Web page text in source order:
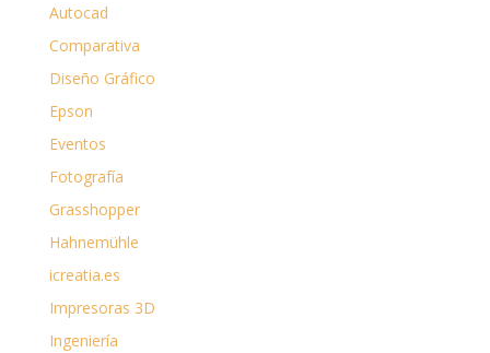
Autocad
Comparativa
Diseño Gráfico
Epson
Eventos
Fotografía
Grasshopper
Hahnemühle
icreatia.es
Impresoras 3D
Ingeniería